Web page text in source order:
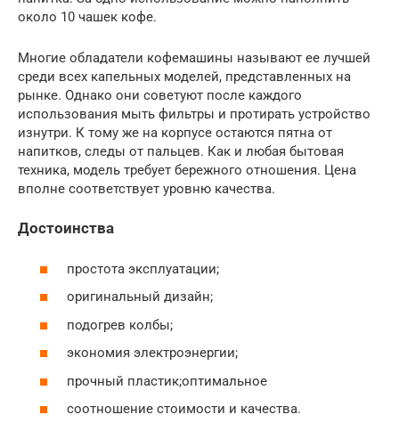
около 10 чашек кофе.
Многие обладатели кофемашины называют ее лучшей
среди всех капельных моделей, представленных на
рынке. Однако они советуют после каждого
использования мыть фильтры и протирать устройство
изнутри. К тому же на корпусе остаются пятна от
напитков, следы от пальцев. Как и любая бытовая
техника, модель требует бережного отношения. Цена
вполне соответствует уровню качества.
Достоинства
простота эксплуатации;
оригинальный дизайн;
подогрев колбы;
экономия электроэнергии;
прочный пластик;оптимальное
соотношение стоимости и качества.